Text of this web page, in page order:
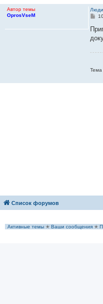
Автор темы
OprosVseM
С
о
щ
н
Тема
Список форумов
Активные темы ✭ Ваши сообщения ✭